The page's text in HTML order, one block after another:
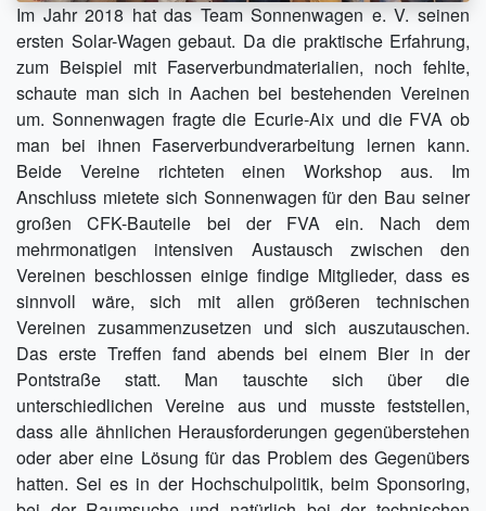
Im Jahr 2018 hat das Team Sonnenwagen e. V. seinen
ersten Solar-Wagen gebaut. Da die praktische Erfahrung,
zum Beispiel mit Faserverbundmaterialien, noch fehlte,
schaute man sich in Aachen bei bestehenden Vereinen
um. Sonnenwagen fragte die Ecurie-Aix und die FVA ob
man bei ihnen Faserverbundverarbeitung lernen kann.
Beide Vereine richteten einen Workshop aus. Im
Anschluss mietete sich Sonnenwagen für den Bau seiner
großen CFK-Bauteile bei der FVA ein. Nach dem
mehrmonatigen intensiven Austausch zwischen den
Vereinen beschlossen einige findige Mitglieder, dass es
sinnvoll wäre, sich mit allen größeren technischen
Vereinen zusammenzusetzen und sich auszutauschen.
Das erste Treffen fand abends bei einem Bier in der
Pontstraße statt. Man tauschte sich über die
unterschiedlichen Vereine aus und musste feststellen,
dass alle ähnlichen Herausforderungen gegenüberstehen
oder aber eine Lösung für das Problem des Gegenübers
hatten. Sei es in der Hochschulpolitik, beim Sponsoring,